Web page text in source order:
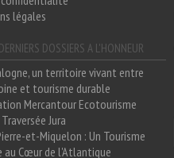
légales
DOSSIERS A L'HONNEUR
un territoire vivant entre
et tourisme durable
Mercantour Ecotourisme
Jura
et-Miquelon : Un Tourisme
au Cœur de l'Atlantique